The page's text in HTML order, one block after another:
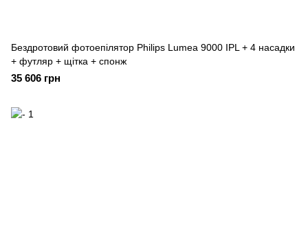
Бездротовий фотоепілятор Philips Lumea 9000 IPL + 4 насадки
+ футляр + щітка + спонж
35 606 грн